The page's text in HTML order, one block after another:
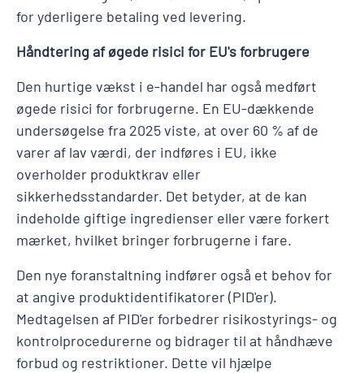
for yderligere betaling ved levering.
Håndtering af øgede risici for EU's forbrugere
Den hurtige vækst i e-handel har også medført
øgede risici for forbrugerne. En EU-dækkende
undersøgelse fra 2025 viste, at over 60 % af de
varer af lav værdi, der indføres i EU, ikke
overholder produktkrav eller
sikkerhedsstandarder. Det betyder, at de kan
indeholde giftige ingredienser eller være forkert
mærket, hvilket bringer forbrugerne i fare.
Den nye foranstaltning indfører også et behov for
at angive produktidentifikatorer (PID'er).
Medtagelsen af PID'er forbedrer risikostyrings- og
kontrolprocedurerne og bidrager til at håndhæve
forbud og restriktioner. Dette vil hjælpe